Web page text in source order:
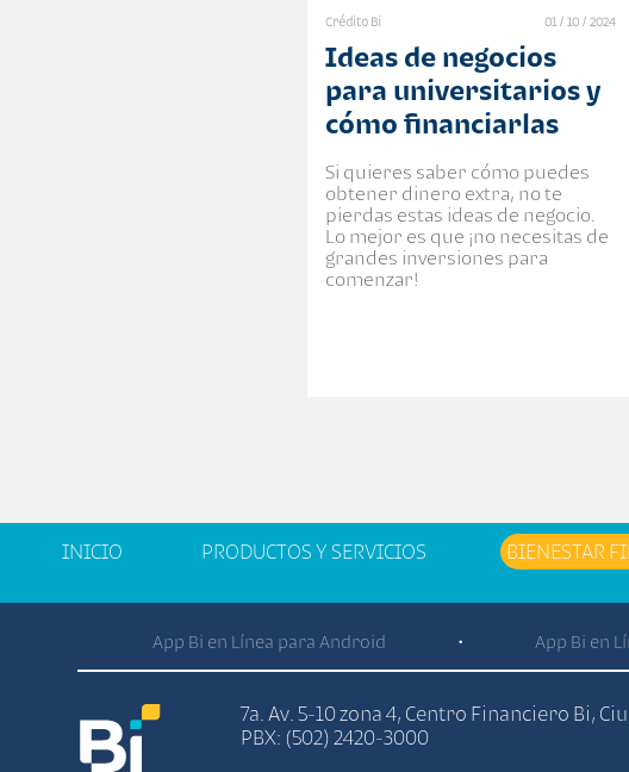
Crédito Bi 01 / 10 / 2024
Ideas de negocios
para universitarios y
cómo financiarlas
Si quieres saber cómo puedes
obtener dinero extra, no te
pierdas estas ideas de negocio.
Lo mejor es que ¡no necesitas de
grandes inversiones para
comenzar!
INICIO PRODUCTOS Y SERVICIOS BIENESTAR
App Bi en Línea para Android • App Bi en
7a. Av. 5-10 zona 4, Centro Financiero Bi,
PBX: (502) 2420-3000